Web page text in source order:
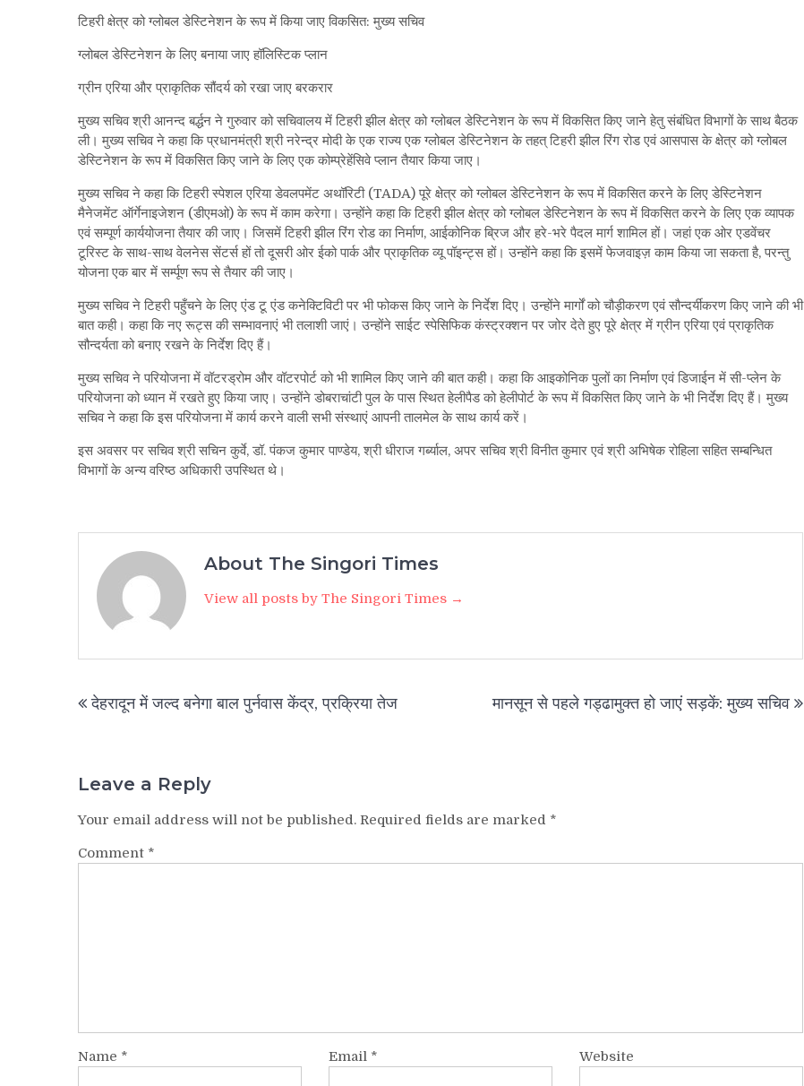
टिहरी क्षेत्र को ग्लोबल डेस्टिनेशन के रूप में किया जाए विकसित: मुख्य सचिव
ग्लोबल डेस्टिनेशन के लिए बनाया जाए हॉलिस्टिक प्लान
ग्रीन एरिया और प्राकृतिक सौंदर्य को रखा जाए बरकरार
मुख्य सचिव श्री आनन्द बर्द्धन ने गुरुवार को सचिवालय में टिहरी झील क्षेत्र को ग्लोबल डेस्टिनेशन के रूप में विकसित किए जाने हेतु संबंधित विभागों के साथ बैठक
ली। मुख्य सचिव ने कहा कि प्रधानमंत्री श्री नरेन्द्र मोदी के एक राज्य एक ग्लोबल डेस्टिनेशन के तहत् टिहरी झील रिंग रोड एवं आसपास के क्षेत्र को ग्लोबल
डेस्टिनेशन के रूप में विकसित किए जाने के लिए एक कोम्प्रेहेंसिवे प्लान तैयार किया जाए।
मुख्य सचिव ने कहा कि टिहरी स्पेशल एरिया डेवलपमेंट अथॉरिटी (TADA) पूरे क्षेत्र को ग्लोबल डेस्टिनेशन के रूप में विकसित करने के लिए डेस्टिनेशन
मैनेजमेंट ऑर्गेनाइजेशन (डीएमओ) के रूप में काम करेगा। उन्होंने कहा कि टिहरी झील क्षेत्र को ग्लोबल डेस्टिनेशन के रूप में विकसित करने के लिए एक व्यापक
एवं सम्पूर्ण कार्ययोजना तैयार की जाए। जिसमें टिहरी झील रिंग रोड का निर्माण, आईकोनिक ब्रिज और हरे-भरे पैदल मार्ग शामिल हों। जहां एक ओर एडवेंचर
टूरिस्ट के साथ-साथ वेलनेस सेंटर्स हों तो दूसरी ओर ईको पार्क और प्राकृतिक व्यू पॉइन्ट्स हों। उन्होंने कहा कि इसमें फेजवाइज़ काम किया जा सकता है, परन्तु
योजना एक बार में सर्म्पूण रूप से तैयार की जाए।
मुख्य सचिव ने टिहरी पहुँचने के लिए एंड टू एंड कनेक्टिविटी पर भी फोकस किए जाने के निर्देश दिए। उन्होंने मार्गों को चौड़ीकरण एवं सौन्दर्यीकरण किए जाने की भी
बात कही। कहा कि नए रूट्स की सम्भावनाएं भी तलाशी जाएं। उन्होंने साईट स्पेसिफिक कंस्ट्रक्शन पर जोर देते हुए पूरे क्षेत्र में ग्रीन एरिया एवं प्राकृतिक
सौन्दर्यता को बनाए रखने के निर्देश दिए हैं।
मुख्य सचिव ने परियोजना में वॉटरड्रोम और वॉटरपोर्ट को भी शामिल किए जाने की बात कही। कहा कि आइकोनिक पुलों का निर्माण एवं डिजाईन में सी-प्लेन के
परियोजना को ध्यान में रखते हुए किया जाए। उन्होंने डोबराचांटी पुल के पास स्थित हेलीपैड को हेलीपोर्ट के रूप में विकसित किए जाने के भी निर्देश दिए हैं। मुख्य
सचिव ने कहा कि इस परियोजना में कार्य करने वाली सभी संस्थाएं आपनी तालमेल के साथ कार्य करें।
इस अवसर पर सचिव श्री सचिन कुर्वे, डॉ. पंकज कुमार पाण्डेय, श्री धीराज गर्ब्याल, अपर सचिव श्री विनीत कुमार एवं श्री अभिषेक रोहिला सहित सम्बन्धित
विभागों के अन्य वरिष्ठ अधिकारी उपस्थित थे।
About The Singori Times
View all posts by The Singori Times →
navigation
देहरादून में जल्द बनेगा बाल पुर्नवास केंद्र, प्रक्रिया तेज मानसून से पहले गड्ढामुक्त हो जाएं सड़कें: मुख्य सचिव
Leave a Reply
Your email address will not be published. Required fields are marked *
Comment *
Name * Email * Website